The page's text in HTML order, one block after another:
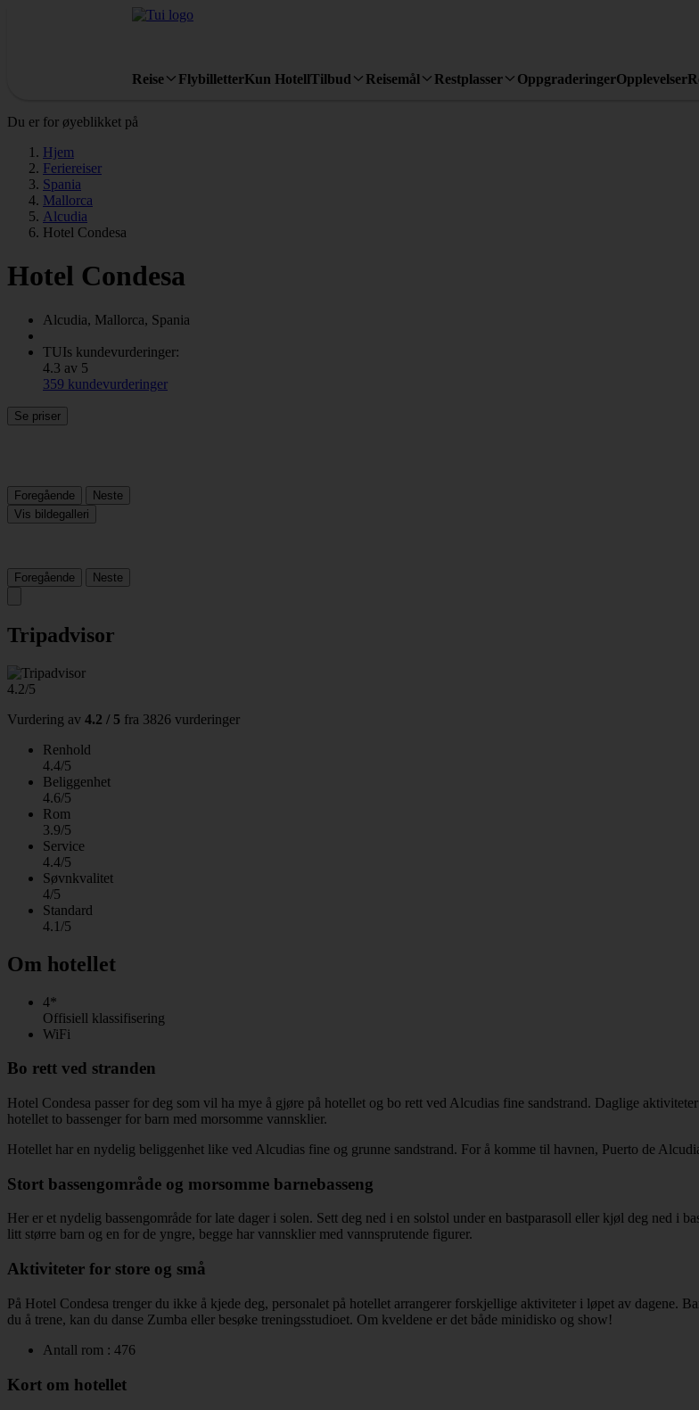
Reise FlybilletterKun HotellTilbud Reisemål Restplasser OppgraderingerOpplevelser
Du er for øyeblikket på
Hjem
Feriereiser
Spania
Mallorca
Alcudia
Hotel Condesa
Hotel Condesa
Alcudia, Mallorca, Spania
TUIs kundevurderinger:
4.3 av 5
359 kundevurderinger
Se priser
Foregående
Neste
Vis bildegalleri
Foregående Neste
Tripadvisor
4.2/5
Vurdering av 4.2 / 5 fra 3826 vurderinger
Renhold
4.4/5
Beliggenhet
4.6/5
Rom
3.9/5
Service
4.4/5
Søvnkvalitet
4/5
Standard
4.1/5
Om hotellet
4*
Offisiell klassifisering
WiFi
Bo rett ved stranden
Hotel Condesa passer for deg som vil ha mye å gjøre på hotellet og bo rett ved Alcudias fine sandstrand. Daglige
hotellet to bassenger for barn med morsomme vannsklier.
Hotellet har en nydelig beliggenhet like ved Alcudias fine og grunne sandstrand. For å komme til havnen, Puerto de
Stort bassengområde og morsomme barnebasseng
Her er et nydelig bassengområde for late dager i solen. Sett deg ned i en solstol under en bastparasoll eller kjøl deg ned i
litt større barn og en for de yngre, begge har vannsklier med vannsprutende figurer.
Aktiviteter for store og små
På Hotel Condesa trenger du ikke å kjede deg, personalet på hotellet arrangerer forskjellige aktiviteter i løpet av dagene.
du å trene, kan du danse Zumba eller besøke treningsstudioet. Om kveldene er det både minidisko og show!
Antall rom : 476
Kort om hotellet